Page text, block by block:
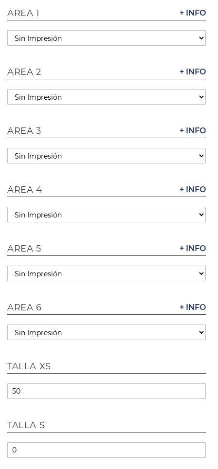
+ INFO
AREA 1
+ INFO
AREA 2
+ INFO
AREA 3
+ INFO
AREA 4
+ INFO
AREA 5
+ INFO
AREA 6
TALLA XS
TALLA S